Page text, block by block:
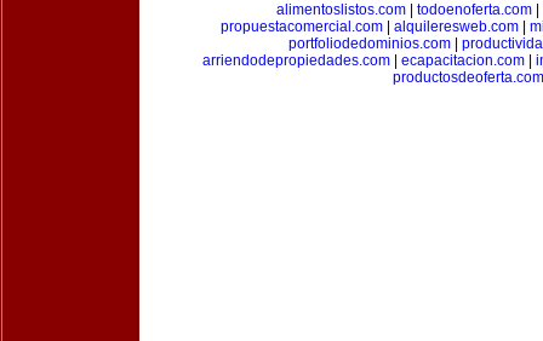
alimentoslistos.com| todoenoferta.com|
propuestacomercial.com
alquileresweb.com
portfoliodedominios.com
arriendodepropiedades.com| ecapacitacion.com|
productosdeoferta.com